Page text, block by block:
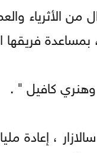
الأثرياء
بمساعدة
كافيل " .
، إعادة